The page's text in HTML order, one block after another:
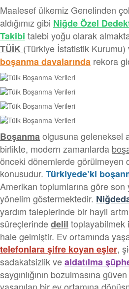
Maalesef ülkemiz Genelinden
aldığımız gibi Niğde Özel
Takibi talebi yoğu olarak
TÜİK (Türkiye İstatistik Kurumu)
boşanma davalarında rekora
Boşanmaolgusuna geleneksel
birlikte, modern zamanlarda
önceki dönemlerde görülmeyen
konusudur. Türkiyede’ki
Amerikan toplumlarına göre son
yönelim göstermektedir.
yardım taleplerinde bir hayli
süreçlerindedelil toplayabilmek
hale gelmiştir. Ev ortamında
telefonlara şifre koyan eşler,
sadakatsizlik vealdatılma
saygınlığının bozulmasına